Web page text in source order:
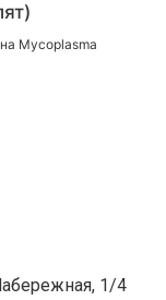
Mycoplasma
1/4